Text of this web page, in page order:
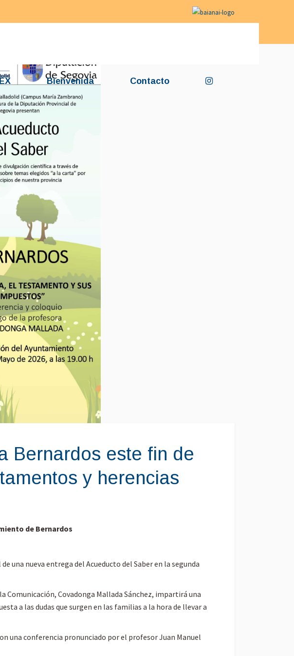
Bienvenida Contacto
Bernardos este fin de
y herencias
de Bernardos
una nueva entrega del Acueducto del Saber en la segunda
Comunicación, Covadonga Mallada Sánchez, impartirá una
a las dudas que surgen en las familias a la hora de llevar a
una conferencia pronunciado por el profesor Juan Manuel